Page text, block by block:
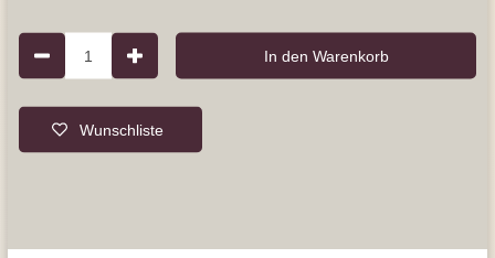
1 In den Warenkorb
Wunschliste